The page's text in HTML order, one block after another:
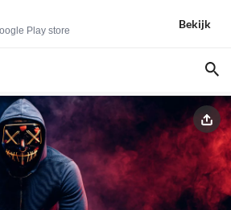
Play store
Bekijk